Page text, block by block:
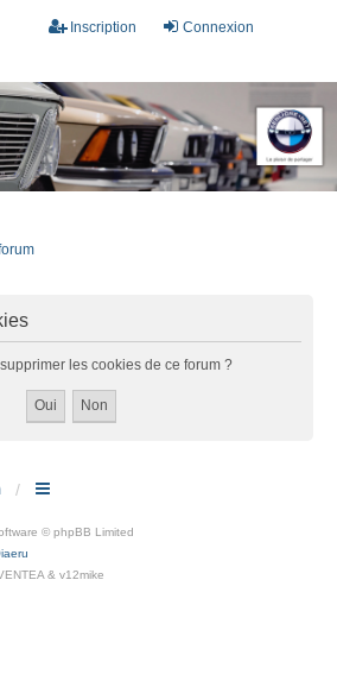
Connexion
Inscription
les cookies de ce forum ?
© phpBB Limited
& v12mike